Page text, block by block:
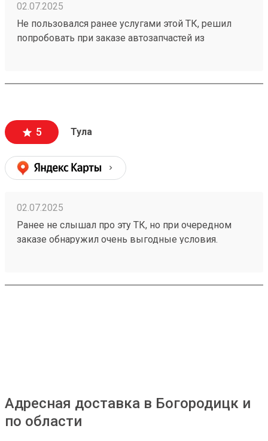
02.07.2025
Не пользовался ранее услугами этой ТК, решил
попробовать при заказе автозапчастей из
сотрудники в пункте выдачи, буду заказывать еще.
5 Тула
02.07.2025
Ранее не слышал про эту ТК, но при очередном
заказе обнаружил очень выгодные условия.
250209476 если не верите, проверьте.
Адресная доставка в Богородицк и
по области